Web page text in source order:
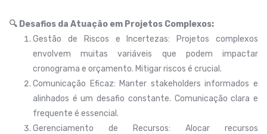
🔍 Desafios da Atuação em Projetos Complexos:
Gestão de Riscos e Incertezas: Projetos complexos
envolvem muitas variáveis que podem impactar
cronograma e orçamento. Mitigar riscos é crucial.
Comunicação Eficaz: Manter stakeholders informados e
alinhados é um desafio constante. Comunicação clara e
frequente é essencial.
Gerenciamento de Recursos: Alocar recursos